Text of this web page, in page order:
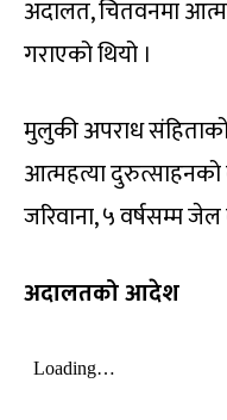
अदालत, चितवनमा
गराएको थियो ।
मुलुकी अपराध
आत्महत्या
जरिवाना, ५ वर्षसम्म
अदालतको आदेश